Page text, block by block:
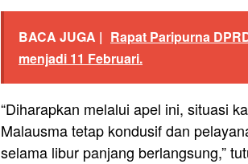
BACA JUGA | Rapat Paripurna
menjadi 11 Februari.
“Diharapkan melalui apel ini, situasi
Malausma tetap kondusif dan
selama libur panjang berlangsung,”